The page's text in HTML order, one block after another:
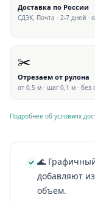
Доставка по России
СДЭК, Почта · 2-7 дней ·
✂️
Отрезаем от рулона
от 0,5 м · шаг 0,1 м · без
Подробнее об условиях
🌊
добавляют
объем.